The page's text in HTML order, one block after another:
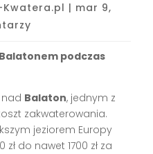
Kwatera.pl | mar 9,
podczas
Balaton, jednym z
zakwaterowania.
jeziorem Europy
do nawet 1700 zł za